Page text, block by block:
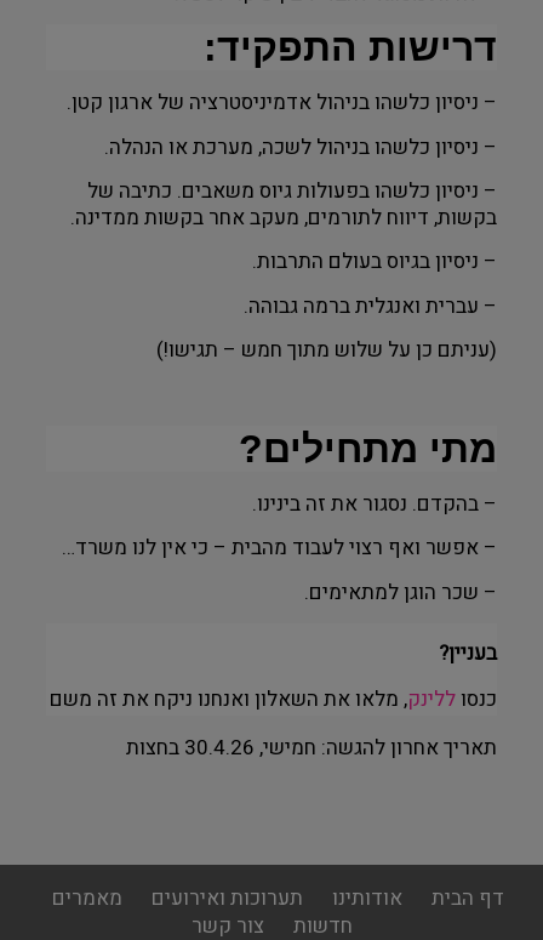
דרישות התפקיד:
– ניסיון כלשהו בניהול אדמיניסטרציה של ארגון קטן.
– ניסיון כלשהו בניהול לשכה, מערכת או הנהלה.
– ניסיון כלשהו בפעולות גיוס משאבים. כתיבה של
בקשות, דיווח לתורמים, מעקב אחר בקשות ממדינה.
– ניסיון בגיוס בעולם התרבות.
– עברית ואנגלית ברמה גבוהה.
(עניתם כן על שלוש מתוך חמש – תגישו!)
מתי מתחילים?
– בהקדם. נסגור את זה בינינו.
– אפשר ואף רצוי לעבוד מהבית – כי אין לנו משרד…
– שכר הוגן למתאימים.
בעניין?
כנסו ללינק, מלאו את השאלון ואנחנו ניקח את זה משם
תאריך אחרון להגשה: חמישי, 30.4.26 בחצות
footer
menu
דף הבית אודותינו תערוכות ואירועים
מאמרים
חדשות
צור קשר